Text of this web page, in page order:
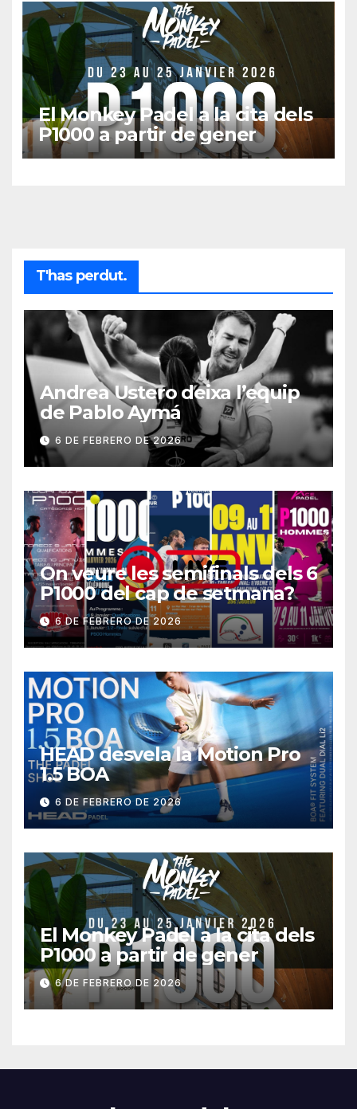
El Monkey Padel a la cita dels
P1000 a partir de gener
T'has perdut.
Andrea Ustero deixa l’equip
de Pablo Aymá
6 DE FEBRERO DE 2026
On veure les semifinals dels 6
P1000 del cap de setmana?
6 DE FEBRERO DE 2026
HEAD desvela la Motion Pro
1.5 BOA
6 DE FEBRERO DE 2026
El Monkey Padel a la cita dels
P1000 a partir de gener
6 DE FEBRERO DE 2026